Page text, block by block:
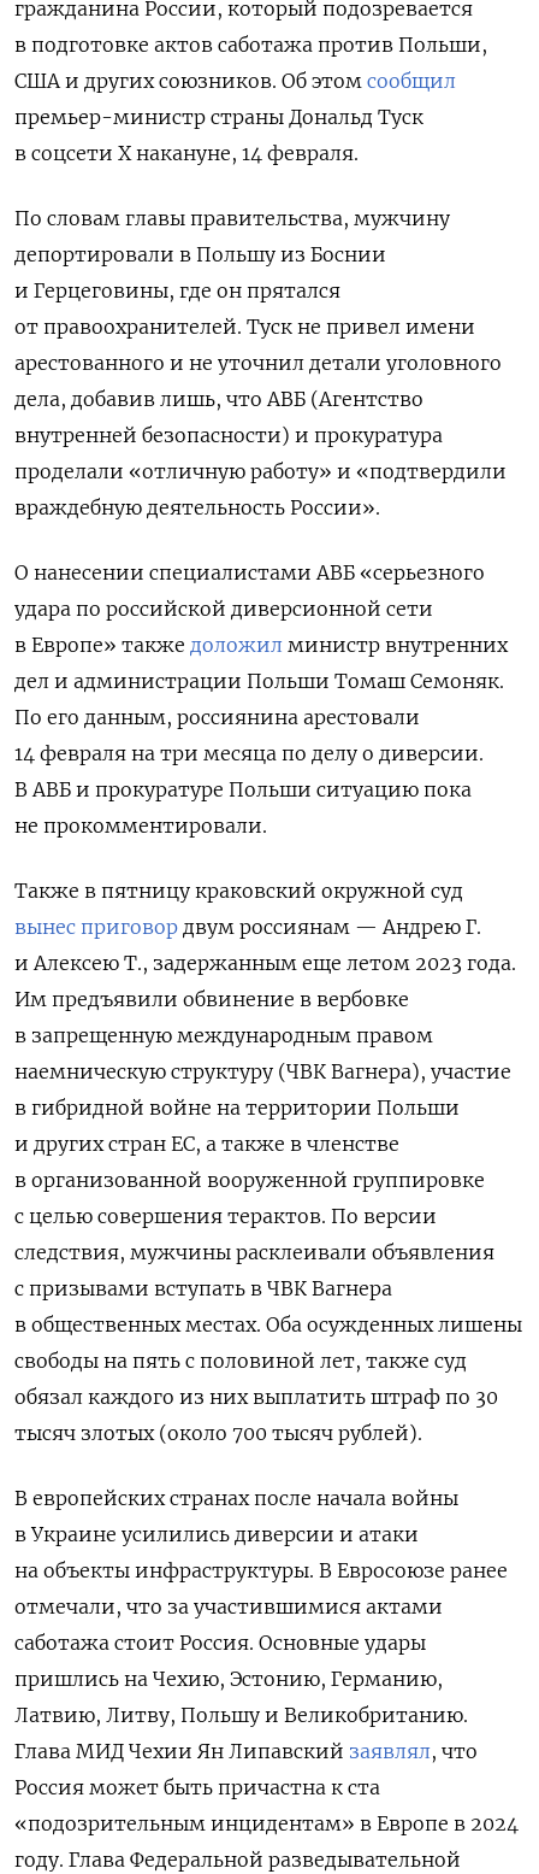
гражданина России, который подозревается
в подготовке актов саботажа против Польши,
США и других союзников. Об этом сообщил
премьер-министр страны Дональд Туск
в соцсети X накануне, 14 февраля.
По словам главы правительства, мужчину
депортировали в Польшу из Боснии
и Герцеговины, где он прятался
от правоохранителей. Туск не привел имени
арестованного и не уточнил детали уголовного
дела, добавив лишь, что АВБ (Агентство
внутренней безопасности) и прокуратура
проделали «отличную работу» и «подтвердили
враждебную деятельность России».
О нанесении специалистами АВБ «серьезного
удара по российской диверсионной сети
в Европе» также доложил министр внутренних
дел и администрации Польши Томаш Семоняк.
По его данным, россиянина арестовали
14 февраля на три месяца по делу о диверсии.
В АВБ и прокуратуре Польши ситуацию пока
не прокомментировали.
Также в пятницу краковский окружной суд
вынес приговор двум россиянам — Андрею Г.
и Алексею Т., задержанным еще летом 2023 года.
Им предъявили обвинение в вербовке
в запрещенную международным правом
наемническую структуру (ЧВК Вагнера), участие
в гибридной войне на территории Польши
и других стран ЕС, а также в членстве
в организованной вооруженной группировке
с целью совершения терактов. По версии
следствия, мужчины расклеивали объявления
с призывами вступать в ЧВК Вагнера
в общественных местах. Оба осужденных лишены
свободы на пять с половиной лет, также суд
обязал каждого из них выплатить штраф по 30
тысяч злотых (около 700 тысяч рублей).
В европейских странах после начала войны
в Украине усилились диверсии и атаки
на объекты инфраструктуры. В Евросоюзе ранее
отмечали, что за участившимися актами
саботажа стоит Россия. Основные удары
пришлись на Чехию, Эстонию, Германию,
Латвию, Литву, Польшу и Великобританию.
Глава МИД Чехии Ян Липавский заявлял, что
Россия может быть причастна к ста
«подозрительным инцидентам» в Европе в 2024
году. Глава Федеральной разведывательной